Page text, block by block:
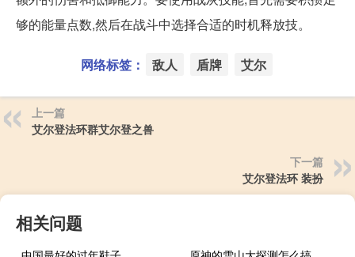
够的能量点数,然后在战斗中选择合适的时机释放技。
网络标签： 敌人 盾牌 艾尔
上一篇
艾尔登法环群艾尔登之兽
下一篇
艾尔登法环 装扮
相关问题